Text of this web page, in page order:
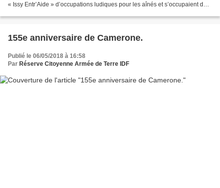
« Issy Entr’Aide » d’occupations ludiques pour les aînés et s’occupaient de
155e anniversaire de Camerone.
Publié le 06/05/2018 à 16:58
Par Réserve Citoyenne Armée de Terre IDF